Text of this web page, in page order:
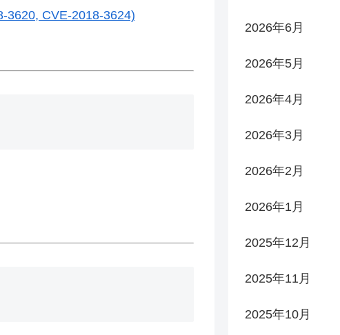
3620, CVE-2018-3624)
2026年6月
2026年5月
2026年4月
2026年3月
2026年2月
2026年1月
2025年12月
2025年11月
2025年10月